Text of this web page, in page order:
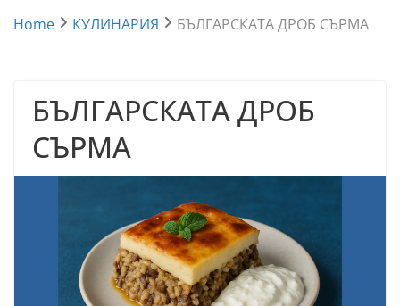
Home КУЛИНАРИЯ БЪЛГАРСКАТА ДРОБ СЪРМА
БЪЛГАРСКАТА ДРОБ
СЪРМА